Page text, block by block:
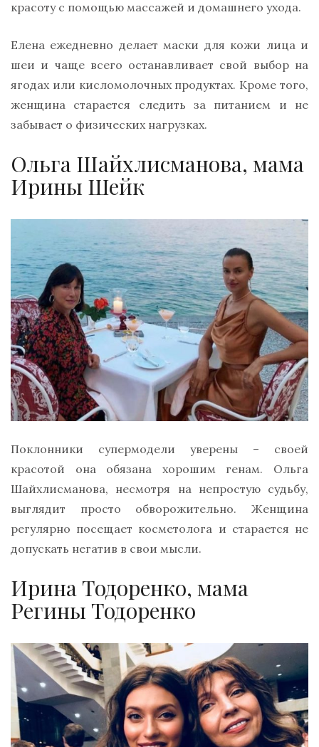
красоту с помощью массажей и домашнего ухода.
Елена ежедневно делает маски для кожи лица и
шеи и чаще всего останавливает свой выбор на
ягодах или кисломолочных продуктах. Кроме того,
женщина старается следить за питанием и не
забывает о физических нагрузках.
Ольга Шайхлисманова, мама
Ирины Шейк
Поклонники супермодели уверены – своей
красотой она обязана хорошим генам. Ольга
Шайхлисманова, несмотря на непростую судьбу,
выглядит просто обворожительно. Женщина
регулярно посещает косметолога и старается не
допускать негатив в свои мысли.
Ирина Тодоренко, мама
Регины Тодоренко